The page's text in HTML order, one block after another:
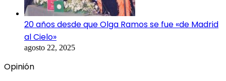
20 años desde que Olga Ramos se fue «de Madrid
al Cielo»
agosto 22, 2025
Opinión